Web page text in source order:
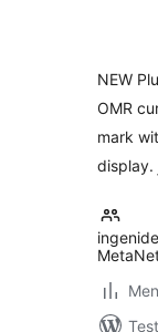
NEW
OMR
mark